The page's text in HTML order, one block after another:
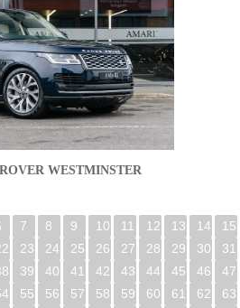
WESTMINSTER
7 8 9 10 11 12 13 14
15
23 24 25 26 27 28 29 30
31
39 40 41 42 43 44 45 46
47
55 56 57 58 59 60 61 62
63